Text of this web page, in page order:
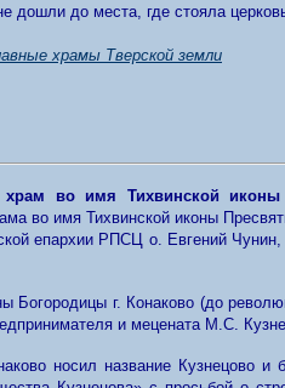
дошли до места, где стояла
храмы Тверской земли
храм во имя Тихвинской
во имя Тихвинской иконы
епархии РПСЦ о. Евгений
Богородицы г. Конаково (до
и мецената М.С.
носил название Кузнецово и